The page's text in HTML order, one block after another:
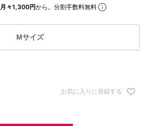
月々1,300円から。分割手数料無料
Mサイズ
お気に入りに登録する